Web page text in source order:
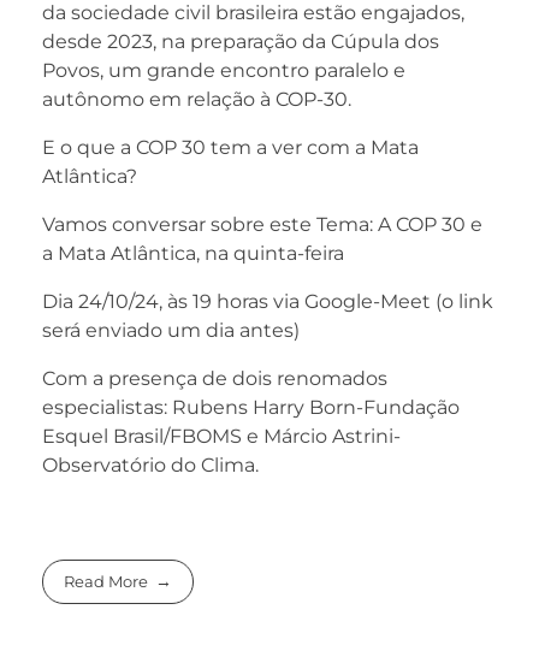
da sociedade civil brasileira estão engajados,
desde 2023, na preparação da Cúpula dos
Povos, um grande encontro paralelo e
autônomo em relação à COP-30.
E o que a COP 30 tem a ver com a Mata
Atlântica?
Vamos conversar sobre este Tema: A COP 30 e
a Mata Atlântica, na quinta-feira
Dia 24/10/24, às 19 horas via Google-Meet (o link
será enviado um dia antes)
Com a presença de dois renomados
especialistas: Rubens Harry Born-Fundação
Esquel Brasil/FBOMS e Márcio Astrini-
Observatório do Clima.
Read More